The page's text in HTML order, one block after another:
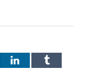
LinkedInTumblr